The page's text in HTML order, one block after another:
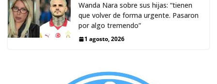
Wanda Nara sobre sus hijas: “tienen
que volver de forma urgente. Pasaron
por algo tremendo”
1 agosto, 2026